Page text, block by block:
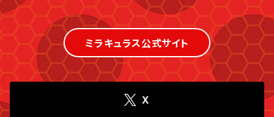
ミラキュラス公式サイト
X